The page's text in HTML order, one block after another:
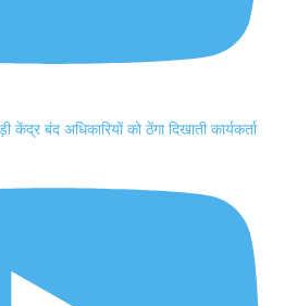
बंद अधिकारियों को ठेंगा दिखाती कार्यकर्ता